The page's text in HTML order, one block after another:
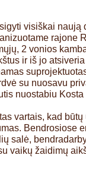
visiškai naują
rajone
2 vonios
ir iš jo
su nuosavu
nuostabiu
vartais, kad
Bendrosiose
salė,
vaikų žaidimų